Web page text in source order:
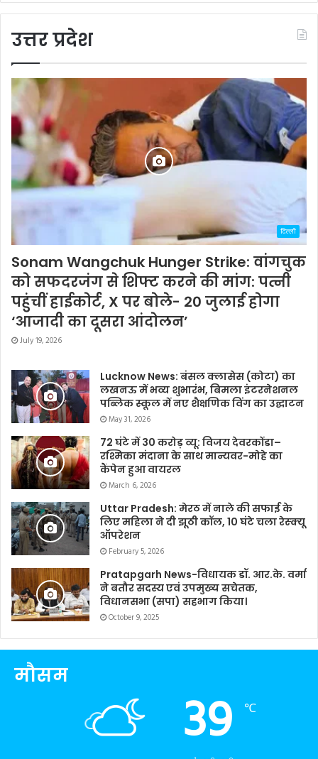
उत्तर प्रदेश
दिल्ली
Sonam Wangchuk Hunger Strike: वांगचुक
को सफदरजंग से शिफ्ट करने की मांग: पत्नी
पहुंचीं हाईकोर्ट, X पर बोले- 20 जुलाई होगा
‘आजादी का दूसरा आंदोलन’
July 19, 2026
Lucknow News: बंसल क्लासेस (कोटा) का
लखनऊ में भव्य शुभारंभ, बिमला इंटरनेशनल
पब्लिक स्कूल में नए शैक्षणिक विंग का उद्घाटन
May 31, 2026
72 घंटे में 30 करोड़ व्यू: विजय देवरकोंडा–
रश्मिका मंदाना के साथ मान्यवर-मोहे का
कैंपेन हुआ वायरल
March 6, 2026
Uttar Pradesh: मेरठ में नाले की सफाई के
लिए महिला ने दी झूठी कॉल, 10 घंटे चला रेस्क्यू
ऑपरेशन
February 5, 2026
Pratapgarh News-विधायक डॉ. आर.के. वर्मा
ने बतौर सदस्य एवं उपमुख्य सचेतक,
विधानसभा (सपा) सहभाग किया।
October 9, 2025
मौसम
39 ℃